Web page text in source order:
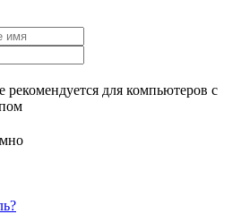
рекомендуется для компьютеров с